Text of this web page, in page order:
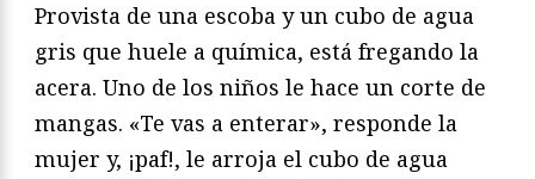
Provista de una escoba y un cubo de agua
gris que huele a química, está fregando la
acera. Uno de los niños le hace un corte de
mangas. «Te vas a enterar», responde la
mujer y, ¡paf!, le arroja el cubo de agua